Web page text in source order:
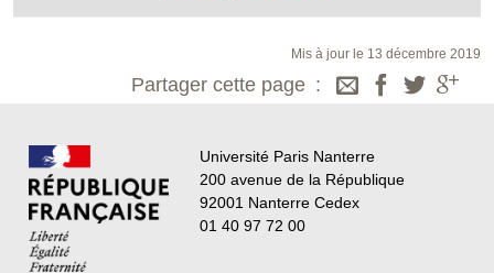
Mis à jour le 13 décembre 2019
Partager cette page
Université Paris Nanterre
200 avenue de la République
92001 Nanterre Cedex
01 40 97 72 00